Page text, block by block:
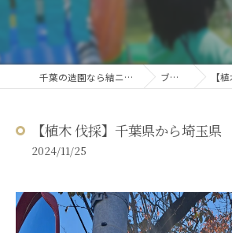
千葉の造園なら結ニワ屋 ブログ 【
【植木 伐採】千葉県から埼玉県
2024/11/25